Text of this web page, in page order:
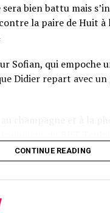
sera bien battu mais
la paire de Huit à
Sofian, qui empoche
Didier repart avec un
CONTINUE READING